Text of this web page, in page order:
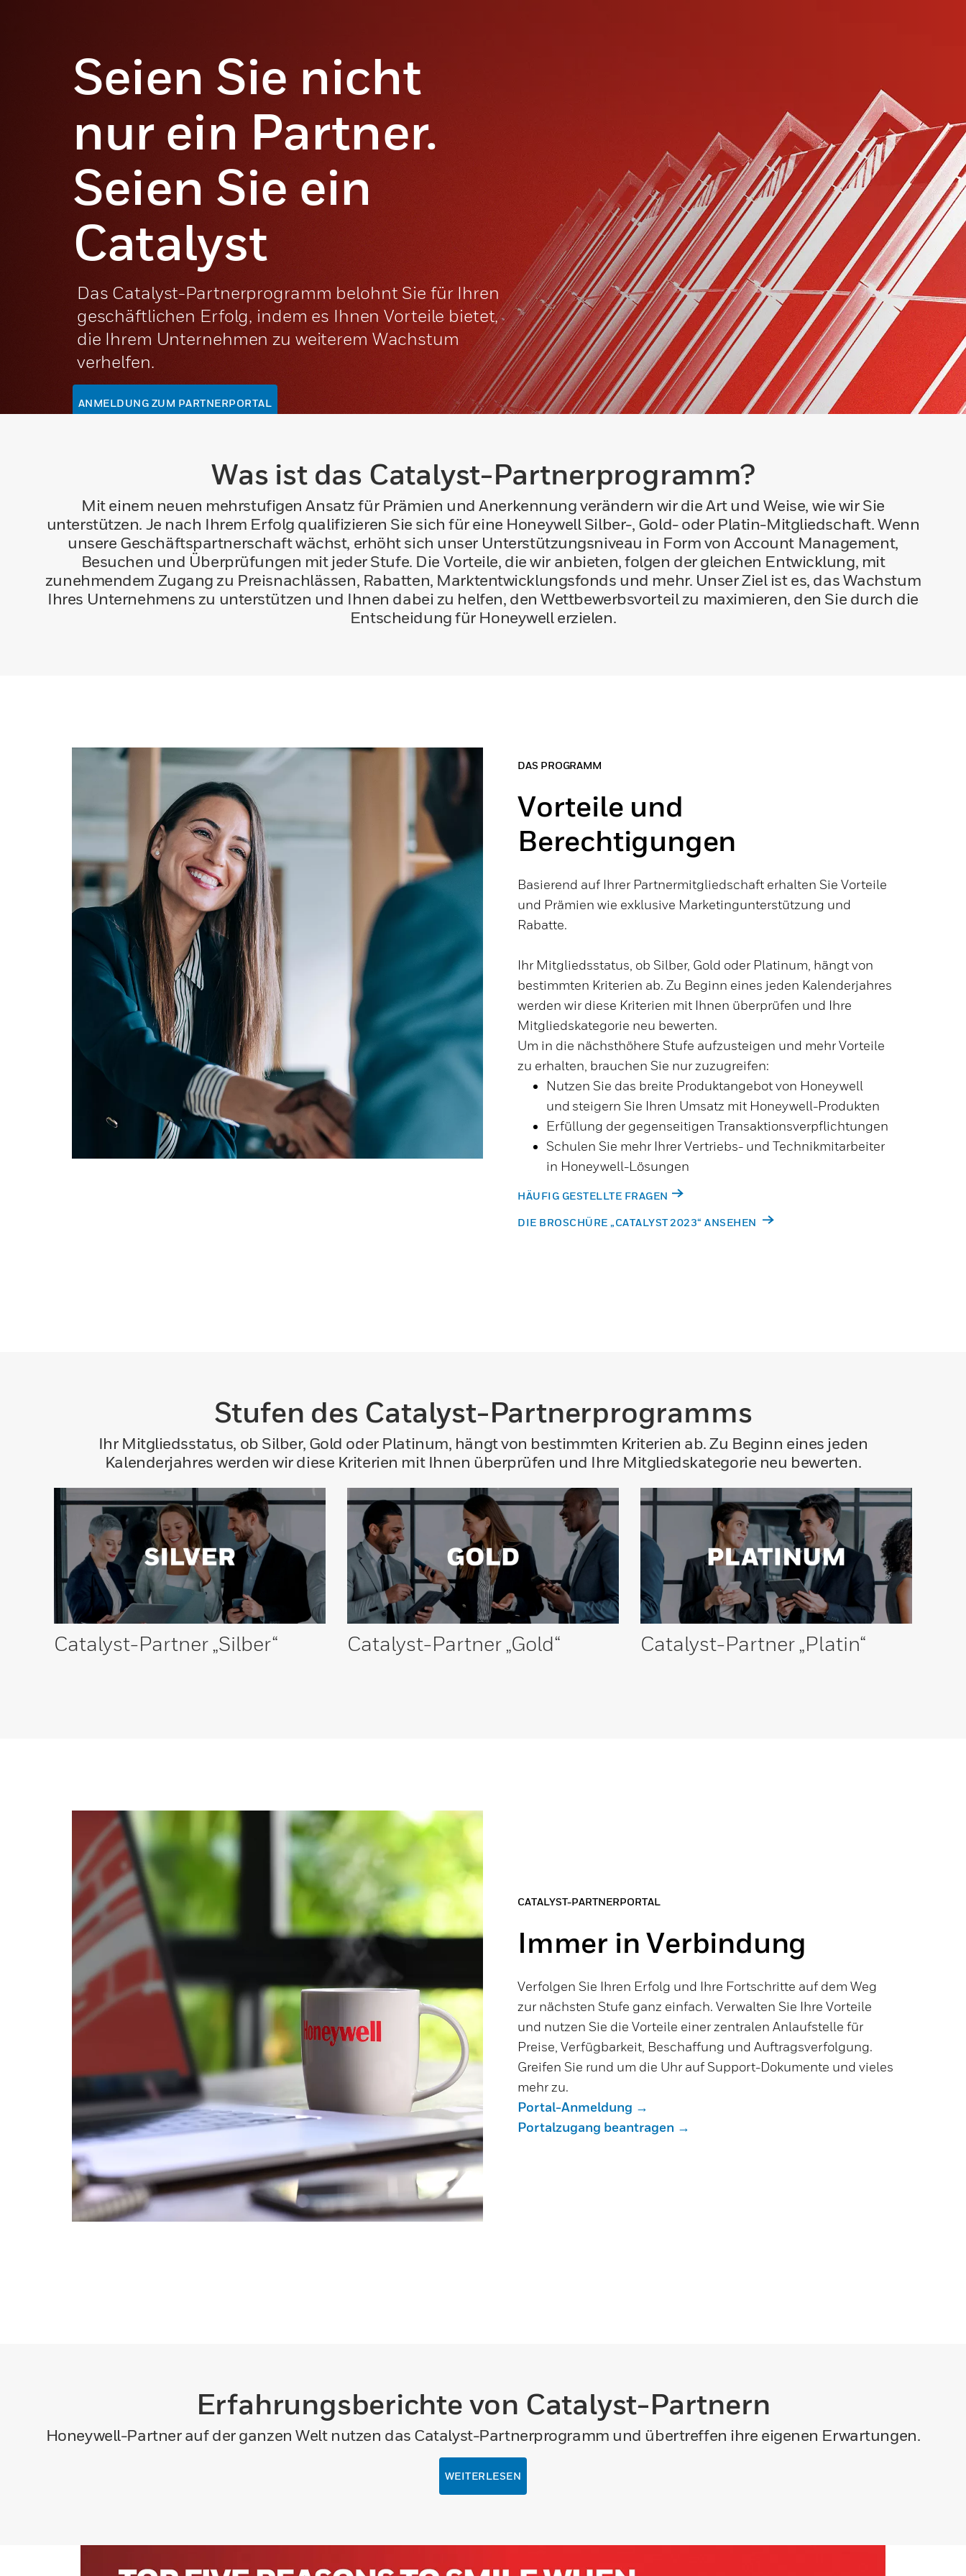
Seien Sie nicht
nur ein Partner.
Seien Sie ein
Catalyst
Das Catalyst-Partnerprogramm belohnt Sie für Ihren
geschäftlichen Erfolg, indem es Ihnen Vorteile bietet,
die Ihrem Unternehmen zu weiterem Wachstum
verhelfen.
ANMELDUNG ZUM PARTNERPORTAL
Was ist das Catalyst-Partnerprogramm?
Mit einem neuen mehrstufigen Ansatz für Prämien und Anerkennung verändern wir die Art und Weise, wie wir Sie
unterstützen. Je nach Ihrem Erfolg qualifizieren Sie sich für eine Honeywell Silber-, Gold- oder Platin-Mitgliedschaft. Wenn
unsere Geschäftspartnerschaft wächst, erhöht sich unser Unterstützungsniveau in Form von Account Management,
Besuchen und Überprüfungen mit jeder Stufe. Die Vorteile, die wir anbieten, folgen der gleichen Entwicklung, mit
zunehmendem Zugang zu Preisnachlässen, Rabatten, Marktentwicklungsfonds und mehr. Unser Ziel ist es, das Wachstum
Ihres Unternehmens zu unterstützen und Ihnen dabei zu helfen, den Wettbewerbsvorteil zu maximieren, den Sie durch die
Entscheidung für Honeywell erzielen.
DAS PROGRAMM
Vorteile und
Berechtigungen
Basierend auf Ihrer Partnermitgliedschaft erhalten Sie Vorteile
und Prämien wie exklusive Marketingunterstützung und
Rabatte.
Ihr Mitgliedsstatus, ob Silber, Gold oder Platinum, hängt von
bestimmten Kriterien ab. Zu Beginn eines jeden Kalenderjahres
werden wir diese Kriterien mit Ihnen überprüfen und Ihre
Mitgliedskategorie neu bewerten.
Um in die nächsthöhere Stufe aufzusteigen und mehr Vorteile
zu erhalten, brauchen Sie nur zuzugreifen:
Nutzen Sie das breite Produktangebot von Honeywell
und steigern Sie Ihren Umsatz mit Honeywell-Produkten
Erfüllung der gegenseitigen Transaktionsverpflichtungen
Schulen Sie mehr Ihrer Vertriebs- und Technikmitarbeiter
in Honeywell-Lösungen
HÄUFIG GESTELLTE FRAGEN
DIE BROSCHÜRE „CATALYST 2023“ ANSEHEN
Stufen des Catalyst-Partnerprogramms
Ihr Mitgliedsstatus, ob Silber, Gold oder Platinum, hängt von bestimmten Kriterien ab. Zu Beginn eines jeden
Kalenderjahres werden wir diese Kriterien mit Ihnen überprüfen und Ihre Mitgliedskategorie neu bewerten.
Catalyst-Partner „Silber“ Catalyst-Partner „Gold“ Catalyst-Partner „Platin“
CATALYST-PARTNERPORTAL
Immer in Verbindung
Verfolgen Sie Ihren Erfolg und Ihre Fortschritte auf dem Weg
zur nächsten Stufe ganz einfach. Verwalten Sie Ihre Vorteile
und nutzen Sie die Vorteile einer zentralen Anlaufstelle für
Preise, Verfügbarkeit, Beschaffung und Auftragsverfolgung.
Greifen Sie rund um die Uhr auf Support-Dokumente und vieles
mehr zu.
Portal-Anmeldung →
Portalzugang beantragen →
Erfahrungsberichte von Catalyst-Partnern
Honeywell-Partner auf der ganzen Welt nutzen das Catalyst-Partnerprogramm und übertreffen ihre eigenen Erwartungen.
WEITERLESEN